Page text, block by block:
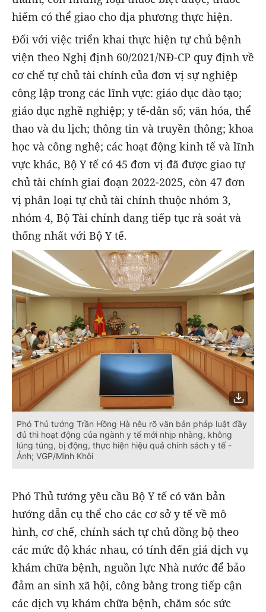
hiếm có thể giao cho địa phương thực hiện.
Đối với việc triển khai thực hiện tự chủ bệnh
viện theo Nghị định 60/2021/NĐ-CP quy định về
cơ chế tự chủ tài chính của đơn vị sự nghiệp
công lập trong các lĩnh vực: giáo dục đào tạo;
giáo dục nghề nghiệp; y tế-dân số; văn hóa, thể
thao và du lịch; thông tin và truyền thông; khoa
học và công nghệ; các hoạt động kinh tế và lĩnh
vực khác, Bộ Y tế có 45 đơn vị đã được giao tự
chủ tài chính giai đoạn 2022-2025, còn 47 đơn
vị phân loại tự chủ tài chính thuộc nhóm 3,
nhóm 4, Bộ Tài chính đang tiếp tục rà soát và
thống nhất với Bộ Y tế.
Phó Thủ tướng Trần Hồng Hà nêu rõ văn bản pháp luật đầy
đủ thì hoạt động của ngành y tế mới nhịp nhàng, không
lúng túng, bị động, thực hiện hiệu quả chính sách y tế -
Ảnh; VGP/Minh Khôi
Phó Thủ tướng yêu cầu Bộ Y tế có văn bản
hướng dẫn cụ thể cho các cơ sở y tế về mô
hình, cơ chế, chính sách tự chủ đồng bộ theo
các mức độ khác nhau, có tính đến giá dịch vụ
khám chữa bệnh, nguồn lực Nhà nước để bảo
đảm an sinh xã hội, công bằng trong tiếp cận
các dịch vụ khám chữa bệnh, chăm sóc sức